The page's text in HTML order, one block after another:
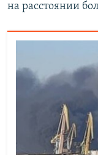
на расстоянии